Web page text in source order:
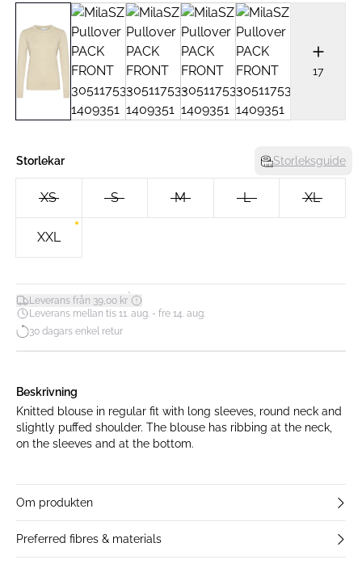
17
Storlekar Storleksguide
XS S M L XL
XXL
Leverans från 39,00 kr*
Leverans mellan tis 11. aug. - fre 14. aug.
30 dagars enkel retur
Beskrivning
Knitted blouse in regular fit with long sleeves, round neck and
slightly puffed shoulder. The blouse has ribbing at the neck,
on the sleeves and at the bottom.
Om produkten
Preferred fibres & materials